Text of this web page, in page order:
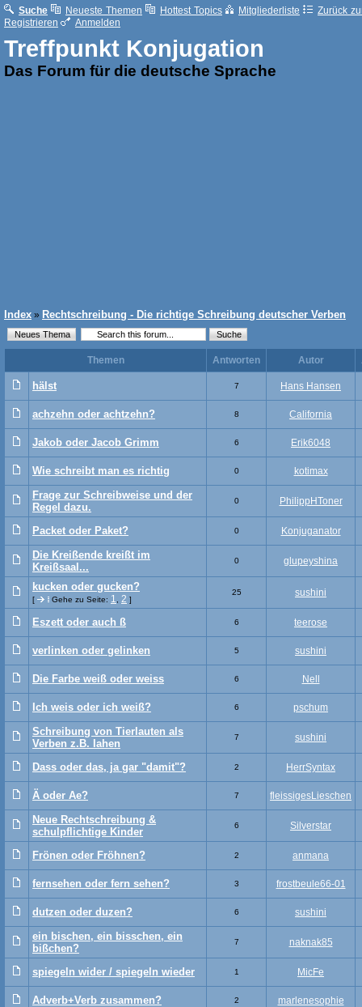
Suche Neueste Themen Hottest Topics Mitgliederliste
Zurück
Registrieren
Anmelden
Treffpunkt Konjugation
Das Forum für die deutsche Sprache
Index » Rechtschreibung - Die richtige Schreibung deutscher Verben
Themen Antworten Autor
hälst 7 Hans Hansen
achzehn oder achtzehn? 8 California
Jakob oder Jacob Grimm 6 Erik6048
Wie schreibt man es richtig 0 kotimax
Frage zur Schreibweise und der
Regel dazu.
0 PhilippHToner
Packet oder Paket? 0 Konjuganator
Die Kreißende kreißt im
Kreißsaal...
0 glupeyshina
kucken oder gucken?
[ Gehe zu Seite: 1 2 ]
25 sushini
Eszett oder auch ß 6 teerose
verlinken oder gelinken 5 sushini
Die Farbe weiß oder weiss 6 Nell
Ich weis oder ich weiß? 6 pschum
Schreibung von Tierlauten als
Verben z.B. Iahen
7 sushini
Dass oder das, ja gar "damit"? 2 HerrSyntax
Ä oder Ae? 7 fleissigesLieschen
Neue Rechtschreibung &
schulpflichtige Kinder
6 Silverstar
Frönen oder Fröhnen? 2 anmana
fernsehen oder fern sehen? 3 frostbeule66-01
dutzen oder duzen? 6 sushini
ein bischen, ein bisschen, ein
bißchen?
7 naknak85
spiegeln wider / spiegeln wieder 1 MicFe
Adverb+Verb zusammen? 2 marlenesophie